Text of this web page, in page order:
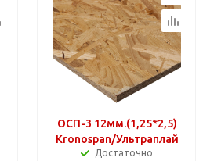
ОСП-3 12мм.(1,25*2,5)
Kronospan/Ультраплай
Достаточно